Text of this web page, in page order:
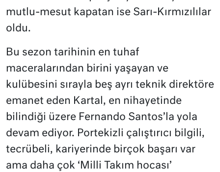
mutlu-mesut kapatan ise Sarı-Kırmızılılar
oldu.
Bu sezon tarihinin en tuhaf
maceralarından birini yaşayan ve
kulübesini sırayla beş ayrı teknik direktöre
emanet eden Kartal, en nihayetinde
bilindiği üzere Fernando Santos’la yola
devam ediyor. Portekizli çalıştırıcı bilgili,
tecrübeli, kariyerinde birçok başarı var
ama daha çok ‘Milli Takım hocası’